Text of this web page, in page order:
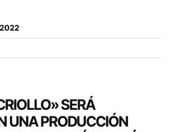
SERÁ
UNA PRODUCCIÓN